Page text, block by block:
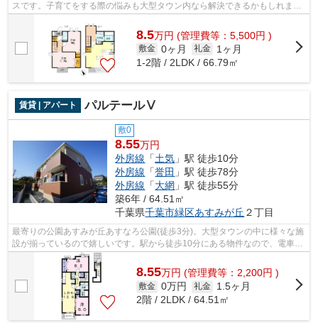
スです。子育てをする際の悩みも大型タウン内なら解決できるかもしれませ
8.5万円 (管理費等：5,500円 )
敷金 0ヶ月 礼金
1ヶ月
1-2階 / 2LDK / 66.79㎡
賃貸 | アパート パルテールⅤ
敷0
8.55万円
外房線 「土気 」駅 徒歩10分
外房線 「誉田 」駅 徒歩78分
外房線 「大網 」駅 徒歩55分
築6年 / 64.51㎡
千葉県千葉市緑区あすみが丘 ２丁目
最寄りの公園あすみが丘あすなろ公園(徒歩3分)。大型タウンの中に様々な施
設が揃っているので嬉しいです。駅から徒歩10分にある物件なので、電車利
用が多い方にオススメです。通信速度...
8.55万円 (管理費等：2,200円 )
敷金 0万円 礼金
1.5ヶ月
2階 / 2LDK / 64.51㎡